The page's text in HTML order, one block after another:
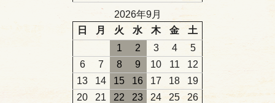
2026年9月
日
月 火 水 木 金
土
1
2 3 4
5
6
7 8 9 10 11
12
13
14 15 16 17 18
19
20
21 22 23 24 25
26